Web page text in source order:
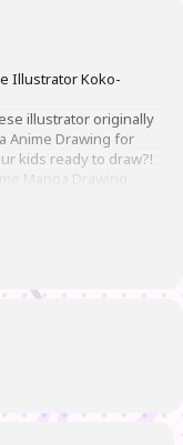
Illustrator Koko-
illustrator originally
Anime Drawing for
kids ready to draw?!
Manga Drawing